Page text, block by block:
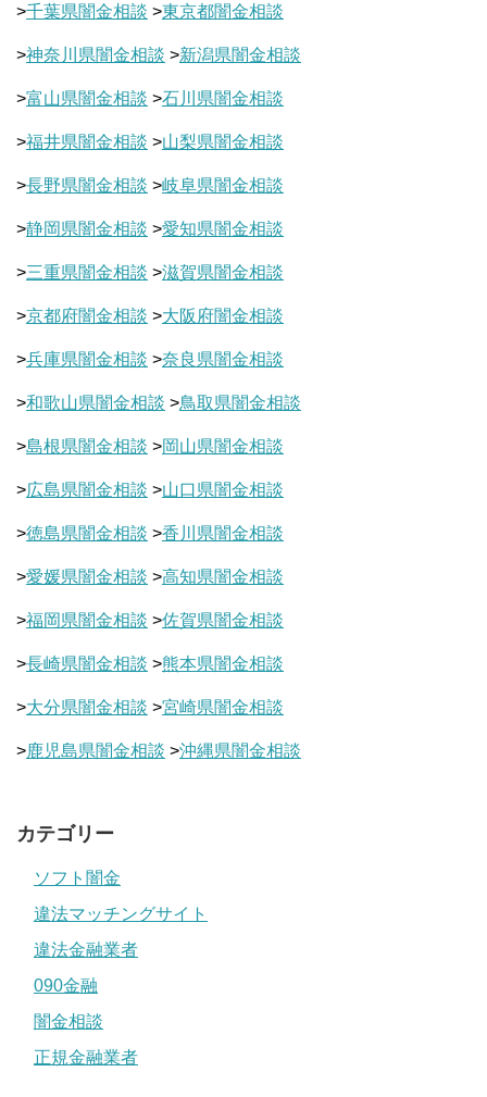
>千葉県闇金相談 >東京都闇金相談
>神奈川県闇金相談 >新潟県闇金相談
>富山県闇金相談 >石川県闇金相談
>福井県闇金相談 >山梨県闇金相談
>長野県闇金相談 >岐阜県闇金相談
>静岡県闇金相談 >愛知県闇金相談
>三重県闇金相談 >滋賀県闇金相談
>京都府闇金相談 >大阪府闇金相談
>兵庫県闇金相談 >奈良県闇金相談
>和歌山県闇金相談 >鳥取県闇金相談
>島根県闇金相談 >岡山県闇金相談
>広島県闇金相談 >山口県闇金相談
>徳島県闇金相談 >香川県闇金相談
>愛媛県闇金相談 >高知県闇金相談
>福岡県闇金相談 >佐賀県闇金相談
>長崎県闇金相談 >熊本県闇金相談
>大分県闇金相談 >宮崎県闇金相談
>鹿児島県闇金相談 >沖縄県闇金相談
カテゴリー
ソフト闇金
違法マッチングサイト
違法金融業者
090金融
闇金相談
正規金融業者